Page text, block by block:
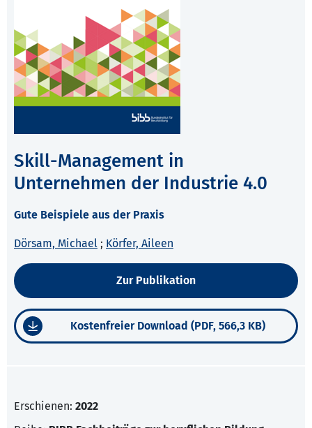
Skill-Management in
Unternehmen der Industrie 4.0
Gute Beispiele aus der Praxis
Dörsam, Michael ; Körfer, Aileen
Zur Publikation
Kostenfreier Download (PDF, 566,3 KB)
Erschienen: 2022